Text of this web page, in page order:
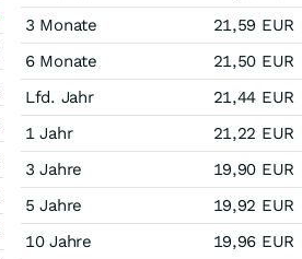
3 Monate
21,59 EUR
6 Monate
21,50 EUR
Lfd. Jahr
21,44 EUR
1 Jahr
21,22 EUR
3 Jahre
19,90 EUR
5 Jahre
19,92 EUR
10 Jahre
19,96 EUR